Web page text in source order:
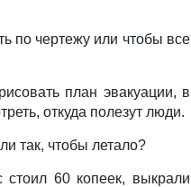
по чертежу или чтобы все
план эвакуации, в
откуда полезут люди.
так, чтобы летало?
60 копеек, выкрали